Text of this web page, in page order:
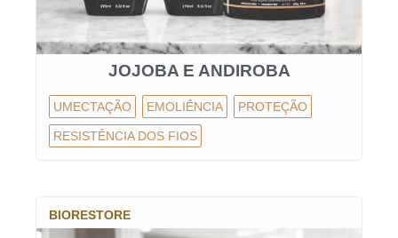
JOJOBA E ANDIROBA
UMECTAÇÃO EMOLIÊNCIA PROTEÇÃO
RESISTÊNCIA DOS FIOS
BIORESTORE